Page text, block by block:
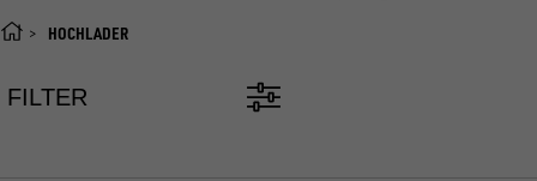
HOCHLADER
FILTER